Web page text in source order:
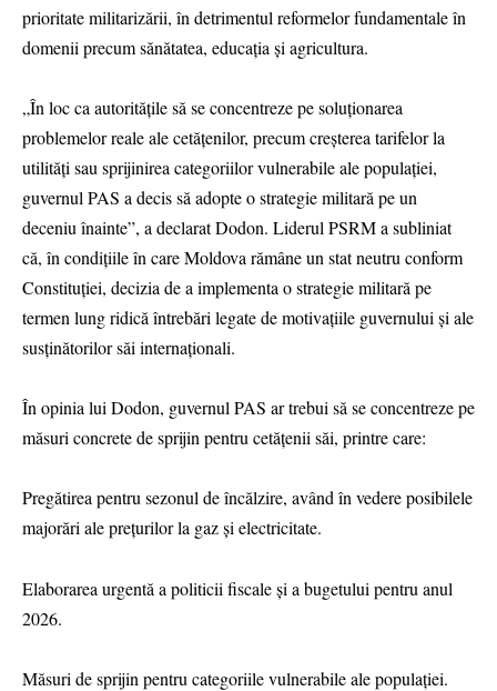
prioritate militarizării, în detrimentul reformelor fundamentale în
domenii precum sănătatea, educația și agricultura.
„În loc ca autoritățile să se concentreze pe soluționarea
problemelor reale ale cetățenilor, precum creșterea tarifelor la
utilități sau sprijinirea categoriilor vulnerabile ale populației,
guvernul PAS a decis să adopte o strategie militară pe un
deceniu înainte”, a declarat Dodon. Liderul PSRM a subliniat
că, în condițiile în care Moldova rămâne un stat neutru conform
Constituției, decizia de a implementa o strategie militară pe
termen lung ridică întrebări legate de motivațiile guvernului și ale
susținătorilor săi internaționali.
În opinia lui Dodon, guvernul PAS ar trebui să se concentreze pe
măsuri concrete de sprijin pentru cetățenii săi, printre care:
Pregătirea pentru sezonul de încălzire, având în vedere posibilele
majorări ale prețurilor la gaz și electricitate.
Elaborarea urgentă a politicii fiscale și a bugetului pentru anul
2026.
Măsuri de sprijin pentru categoriile vulnerabile ale populației.